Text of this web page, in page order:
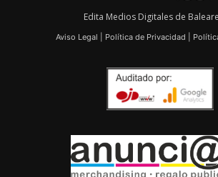
Edita Medios Digitales de
Aviso Legal Política de Privacidad